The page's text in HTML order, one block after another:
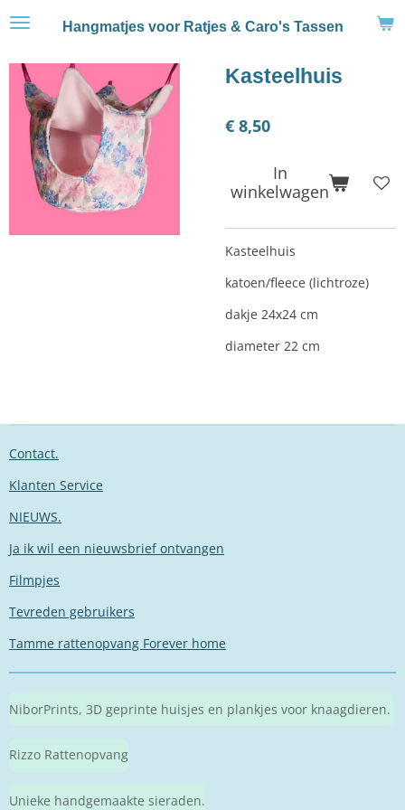
Ga
de
hoofdinhoud
Hangmatjes voor Ratjes & Caro's Tassen
Kasteelhuis
€ 8,50
In
winkelwagen
Kasteelhuis
katoen/fleece (lichtroze)
dakje 24x24 cm
diameter 22 cm
Contact.
Klanten Service
NIEUWS.
Ja ik wil een nieuwsbrief ontvangen
Filmpjes
Tevreden gebruikers
Tamme rattenopvang Forever home
NiborPrints, 3D geprinte huisjes en plankjes voor knaagdieren.
Rizzo Rattenopvang
Unieke handgemaakte sieraden.